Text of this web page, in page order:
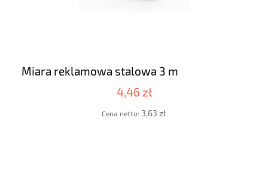
Miara reklamowa stalowa 3 m
4,46 zł
Cena netto: 3,63 zł